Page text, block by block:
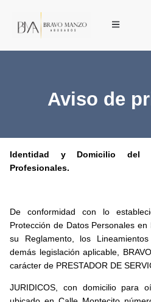
Aviso de
Identidad y Domicilio del
Profesionales.
De conformidad con lo
Protección de Datos Personales en
su Reglamento, los
demás legislación aplicable,
carácter de PRESTADOR DE
JURIDICOS, con domicilio para